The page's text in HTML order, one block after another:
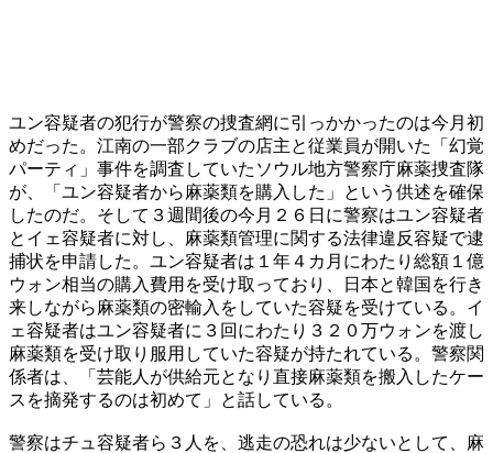
ユン容疑者の犯行が警察の捜査網に引っかかったのは今月初
めだった。江南の一部クラブの店主と従業員が開いた「幻覚
パーティ」事件を調査していたソウル地方警察庁麻薬捜査隊
が、「ユン容疑者から麻薬類を購入した」という供述を確保
したのだ。そして３週間後の今月２６日に警察はユン容疑者
とイェ容疑者に対し、麻薬類管理に関する法律違反容疑で逮
捕状を申請した。ユン容疑者は１年４カ月にわたり総額１億
ウォン相当の購入費用を受け取っており、日本と韓国を行き
来しながら麻薬類の密輸入をしていた容疑を受けている。イ
ェ容疑者はユン容疑者に３回にわたり３２０万ウォンを渡し
麻薬類を受け取り服用していた容疑が持たれている。警察関
係者は、「芸能人が供給元となり直接麻薬類を搬入したケー
スを摘発するのは初めて」と話している。
警察はチュ容疑者ら３人を、逃走の恐れは少ないとして、麻